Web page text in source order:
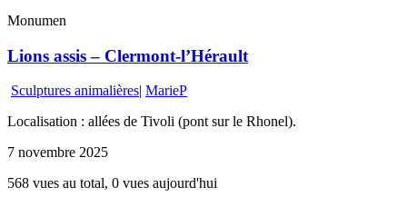
Monumen
Lions assis – Clermont-l’Hérault
Sculptures animalières| MarieP
Localisation : allées de Tivoli (pont sur le Rhonel).
7 novembre 2025
568 vues au total, 0 vues aujourd'hui